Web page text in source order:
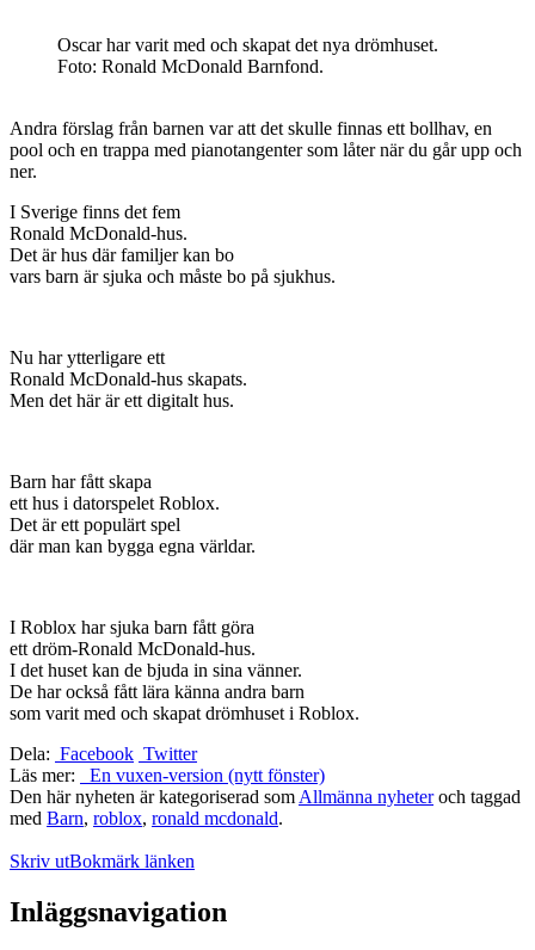
Oscar har varit med och skapat det nya drömhuset.
Foto: Ronald McDonald Barnfond.
Andra förslag från barnen var att det skulle finnas ett bollhav, en
pool och en trappa med pianotangenter som låter när du går upp och
ner.
I Sverige finns det fem
Ronald McDonald-hus.
Det är hus där familjer kan bo
vars barn är sjuka och måste bo på sjukhus.
Nu har ytterligare ett
Ronald McDonald-hus skapats.
Men det här är ett digitalt hus.
Barn har fått skapa
ett hus i datorspelet Roblox.
Det är ett populärt spel
där man kan bygga egna världar.
I Roblox har sjuka barn fått göra
ett dröm-Ronald McDonald-hus.
I det huset kan de bjuda in sina vänner.
De har också fått lära känna andra barn
som varit med och skapat drömhuset i Roblox.
Dela: Facebook Twitter
Läs mer:
En vuxen-version (nytt fönster)
Den här nyheten är kategoriserad som Allmänna nyheteroch taggad
med Barn, roblox, ronald mcdonald.
Skriv utBokmärk länken
Inläggsnavigation